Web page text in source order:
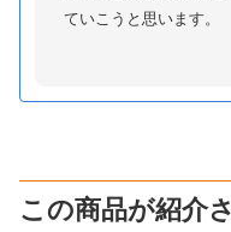
ていこうと思います。
この商品が紹介